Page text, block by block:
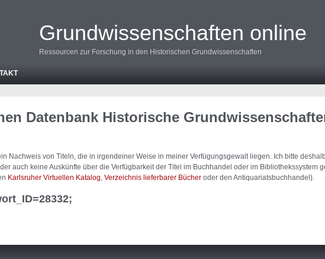
Grundwissenschaften online
Ressourcen zur Forschung in den Historischen Grundwissenschaften
Datenbank Historische
Nachweis von Titeln, die in irgendeiner Weise in meiner Verfügungsgewalt liegen. Ich bitte
auch keine Auskünfte über die Verfügbarkeit der Titel im Buchhandel oder im Bibliothekssystem
Karlsruher Virtuellen Katalog Verzeichnis lieferbarer Bücher oder den Antiquariatsbuchhandel).